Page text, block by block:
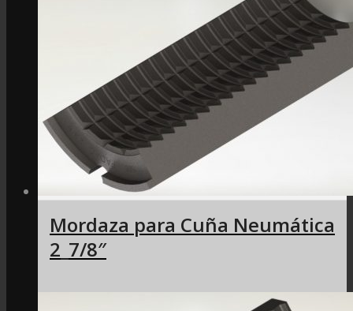
Mordaza para Cuña Neumática
2_7/8″